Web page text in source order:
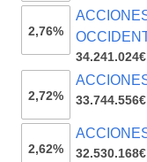
2,76%
34.241.024€
2,72% 33.744.556€
2,62% 32.530.168€